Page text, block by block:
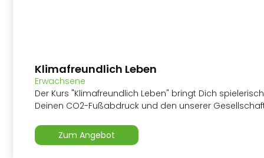
Klimafreundlich Leben
Erwachsene
Der Kurs "Klimafreundlich Leben" bringt Dich
Deinen CO2-Fußabdruck und den unserer
Zum Angebot